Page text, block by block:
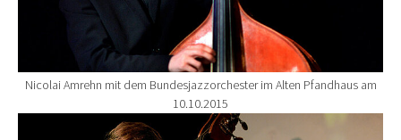
Nicolai Amrehn mit dem Bundesjazzorchester im Alten Pfandhaus am
10.10.2015
Show larger version for: